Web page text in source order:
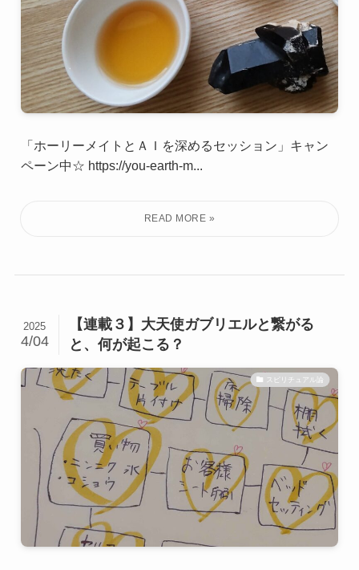
「ホーリーメイトとＡＩを深めるセッション」キャン
ペーン中☆ https://you-earth-m...
【連載３】大天使ガブリエルと繋がる
と、何が起こる？
2025
4/04
スピリチュアル論